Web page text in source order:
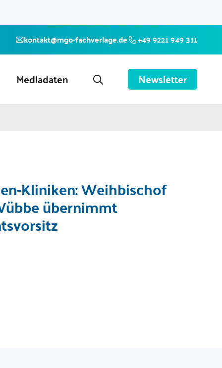
kontakt@mgo-fachverlage.de +49 9221 949 311
Mediadaten Newsletter
Kliniken: Weihbischof
übernimmt